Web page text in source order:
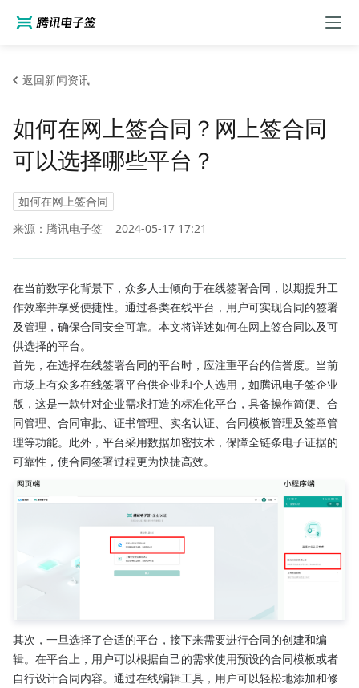
返回新闻资讯
如何在网上签合同？网上签合同
可以选择哪些平台？
如何在网上签合同
来源：腾讯电子签
2024-05-17 17:21
在当前数字化背景下，众多人士倾向于在线签署合同，以期提升工
作效率并享受便捷性。通过各类在线平台，用户可实现合同的签署
及管理，确保合同安全可靠。本文将详述如何在网上签合同以及可
供选择的平台。
首先，在选择在线签署合同的平台时，应注重平台的信誉度。当前
市场上有众多在线签署平台供企业和个人选用，如腾讯电子签企业
版，这是一款针对企业需求打造的标准化平台，具备操作简便、合
同管理、合同审批、证书管理、实名认证、合同模板管理及签章管
理等功能。此外，平台采用数据加密技术，保障全链条电子证据的
可靠性，使合同签署过程更为快捷高效。
其次，一旦选择了合适的平台，接下来需要进行合同的创建和编
辑。在平台上，用户可以根据自己的需求使用预设的合同模板或者
自行设计合同内容。通过在线编辑工具，用户可以轻松地添加和修